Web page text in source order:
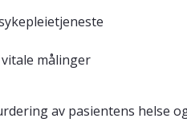
målinger
av pasientens helse